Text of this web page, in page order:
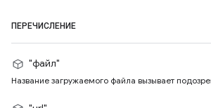
ПЕРЕЧИСЛЕНИЕ
"файл"
Название загружаемого файла вызывает